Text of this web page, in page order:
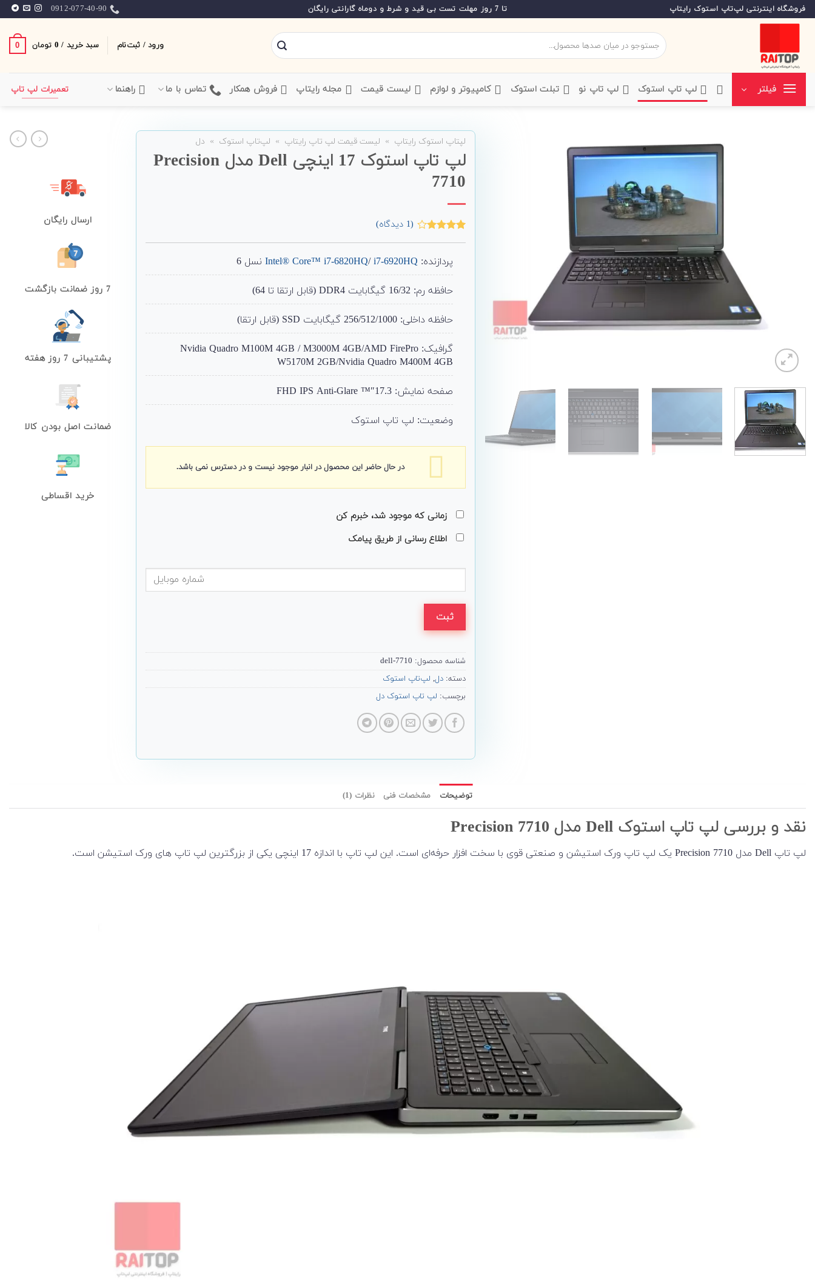
Skip
to
فروشگاه اینترنتی لپ‌تاپ استوک رایتاپ تا 7 روز مهلت تست بی قید و شرط و دوماه گارانتی رایگان 0912-077-40-90
جستجو
برای:
ورود / ثبت‌نام سبد خرید / 0 تومان 0
فیلتر ‌لپ تاپ استوک ‌لپ تاپ نو ‌ تبلت استوک ‌ کامپیوتر و لوازم ‌ لیست قیمت ‌ مجله رایتاپ فروش همکار تماس با ما راهنما تعمیرات لپ تاپ
لپتاپ استوک رایتاپ » لیست قیمت لپ تاپ رایتاپ » لپ‌تاپ استوک » دل
لپ تاپ استوک 17 اینچی Dell مدل Precision
7710
امتیاز
مشتری
(
1 دیدگاه)
پردازنده: Intel® Core™ i7-6820HQ/i7-6920HQ نسل 6
حافظه رم: 16/32 گیگابایت DDR4 (قابل ارتقا تا 64)
حافظه داخلی: 256/512/1000 گیگابایت SSD (قابل ارتقا)
گرافیک: Nvidia Quadro M100M 4GB / M3000M 4GB/AMD FirePro
W5170M 2GB/Nvidia Quadro M400M 4GB
صفحه نمایش: 17.3″™ FHD IPS Anti-Glare
وضعیت: لپ تاپ استوک
در حال حاضر این محصول در انبار موجود نیست و در دسترس نمی باشد.
زمانی که موجود شد، خبرم کن
اطلاع رسانی از طریق پیامک
ثبت
شناسه محصول: 7710-dell
دسته: دل, لپ‌تاپ استوک
برچسب: لپ تاپ استوک دل
ارسال رایگان
7 روز ضمانت بازگشت
پشتیبانی 7 روز هفته
ضمانت اصل بودن کالا
خرید اقساطی
توضیحات مشخصات فنی نظرات (1)
نقد و بررسی لپ تاپ استوک Dell مدل Precision 7710
لپ تاپ Dell مدل Precision 7710 یک لپ تاپ ورک استیشن و صنعتی قوی با سخت افزار حرفه‌ای است. این لپ تاپ با اندازه 17 اینچی یکی از بزرگترین لپ تاپ های ورک استیشن است.